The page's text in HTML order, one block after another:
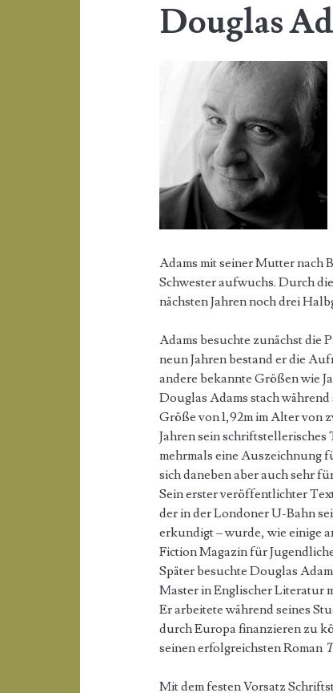
Douglas
Adams mit seiner Mutter nach
Schwester aufwuchs. Durch
nächsten Jahren noch drei
Adams besuchte zunächst die
neun Jahren bestand er die
andere bekannte Größen wie
Douglas Adams stach
Größe von 1,92m im Alter von
Jahren sein
mehrmals eine Auszeichnung
sich daneben aber auch sehr
Sein erster veröffentlichter
der in der Londoner U-Bahn
erkundigt – wurde, wie einige
Fiction Magazin für
Später besuchte Douglas
Master in Englischer Literatur
Er arbeitete während seines
durch Europa finanzieren zu
seinen erfolgreichsten Roman
Mit dem festen Vorsatz